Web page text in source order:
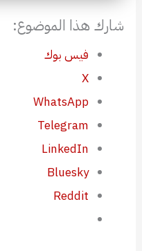
شارك هذا الموضوع:
فيس بوك
X
WhatsApp
Telegram
LinkedIn
Bluesky
Reddit